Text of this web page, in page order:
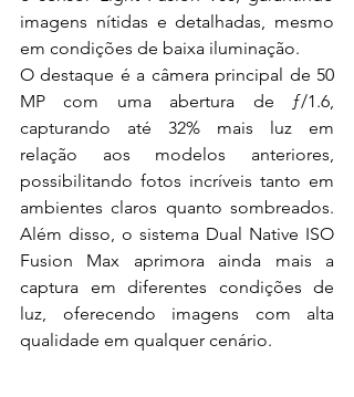
imagens nítidas e detalhadas, mesmo
em condições de baixa iluminação.
O destaque é a câmera principal de 50
MP com uma abertura de ƒ/1.6,
capturando até 32% mais luz em
relação aos modelos anteriores,
possibilitando fotos incríveis tanto em
ambientes claros quanto sombreados.
Além disso, o sistema Dual Native ISO
Fusion Max aprimora ainda mais a
captura em diferentes condições de
luz, oferecendo imagens com alta
qualidade em qualquer cenário.